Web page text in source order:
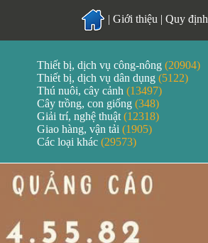
| Giới thiệu | Quy định
Thiết bị, dịch vụ công-nông (20904)
Thiết bị, dịch vụ dân dụng (5122)
Thú nuôi, cây cảnh (13497)
Cây trồng, con giống (348)
Giải trí, nghệ thuật (12318)
Giao hàng, vận tải (1905)
Các loại khác (29573)